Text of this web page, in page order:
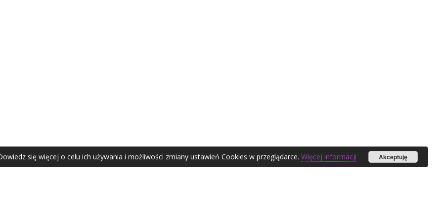
Agata Zubel © 2021
się więcej o celu ich używania i możliwości zmiany ustawień Cookies w przeglądarce. Więcej informacji Akceptuję